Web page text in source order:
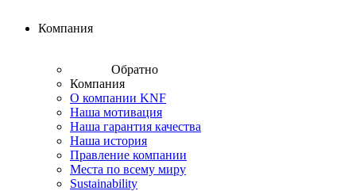
Компания
Обратно
Компания
О компании KNF
Наша мотивация
Наша гарантия качества
Наша история
Правление компании
Места по всему миру
Sustainability